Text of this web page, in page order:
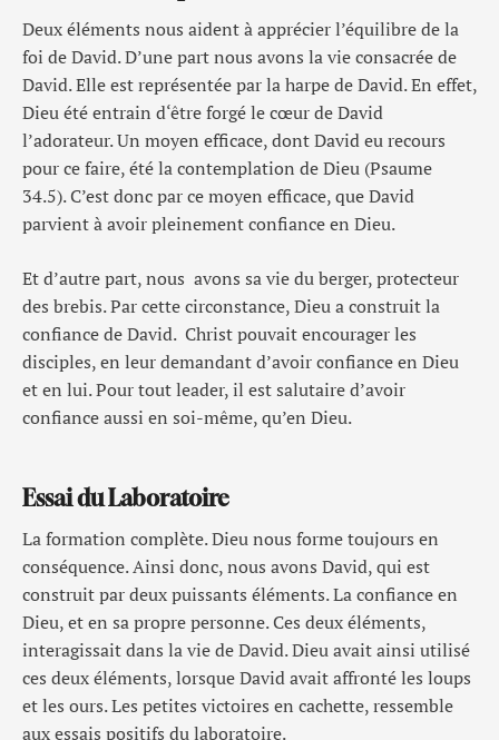
Deux éléments nous aident à apprécier l’équilibre de la
foi de David. D’une part nous avons la vie consacrée de
David. Elle est représentée par la harpe de David. En effet,
Dieu été entrain d‘être forgé le cœur de David
l’adorateur. Un moyen efficace, dont David eu recours
pour ce faire, été la contemplation de Dieu (Psaume
34.5). C’est donc par ce moyen efficace, que David
parvient à avoir pleinement confiance en Dieu.
Et d’autre part, nous avons sa vie du berger, protecteur
des brebis. Par cette circonstance, Dieu a construit la
confiance de David. Christ pouvait encourager les
disciples, en leur demandant d’avoir confiance en Dieu
et en lui. Pour tout leader, il est salutaire d’avoir
confiance aussi en soi-même, qu’en Dieu.
Essai du Laboratoire
La formation complète. Dieu nous forme toujours en
conséquence. Ainsi donc, nous avons David, qui est
construit par deux puissants éléments. La confiance en
Dieu, et en sa propre personne. Ces deux éléments,
interagissait dans la vie de David. Dieu avait ainsi utilisé
ces deux éléments, lorsque David avait affronté les loups
et les ours. Les petites victoires en cachette, ressemble
aux essais positifs du laboratoire.